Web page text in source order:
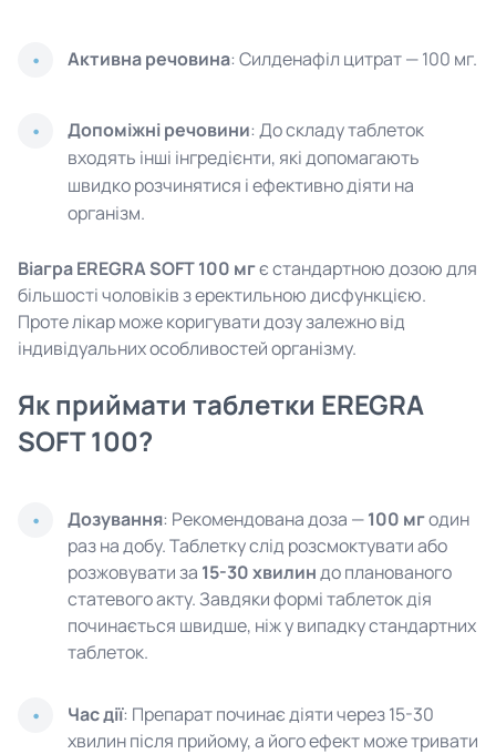
Активна речовина: Силденафіл цитрат — 100 мг.
Допоміжні речовини: До складу таблеток
входять інші інгредієнти, які допомагають
швидко розчинятися і ефективно діяти на
організм.
Віагра EREGRA SOFT 100 мгє стандартною дозою для
більшості чоловіків з еректильною дисфункцією.
Проте лікар може коригувати дозу залежно від
індивідуальних особливостей організму.
Як приймати таблетки EREGRA
SOFT 100?
Дозування: Рекомендована доза —100 мгодин
раз на добу. Таблетку слід розсмоктувати або
розжовувати за 15-30 хвилиндо планованого
статевого акту. Завдяки формі таблеток дія
починається швидше, ніж у випадку стандартних
таблеток.
Час дії: Препарат починає діяти через 15-30
хвилин після прийому, а його ефект може тривати